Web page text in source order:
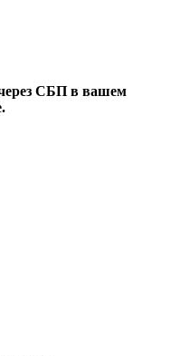
СБП в вашем